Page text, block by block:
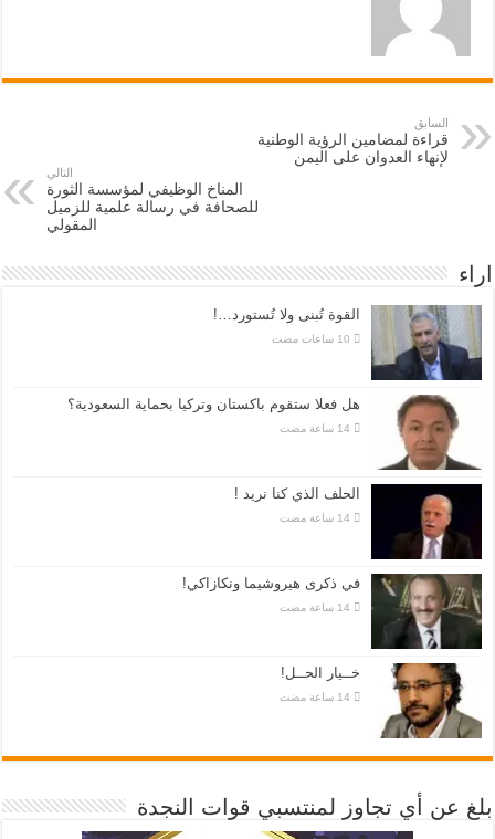
السابق
قراءة لمضامين الرؤية الوطنية
لإنهاء العدوان على اليمن
التالي
المناخ الوظيفي لمؤسسة الثورة
للصحافة في رسالة علمية للزميل
المقولي
اراء
القوة تُبنى ولا تُستورد…!
هل فعلا ستقوم باكستان وتركيا بحماية السعودية؟
الحلف الذي كنا نريد !
في ذكرى هيروشيما ونكازاكي!
خــيار الحــل!
بلغ عن أي تجاوز لمنتسبي قوات النجدة